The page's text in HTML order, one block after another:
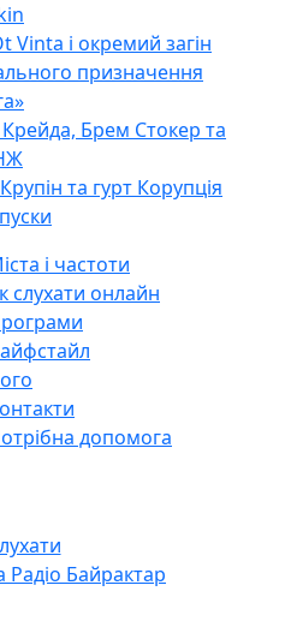
Vinta і окремий загін
призначення
Крейда, Брем Стокер та
та гурт Корупція
і частоти
слухати онлайн
допомога
Радіо Байрактар